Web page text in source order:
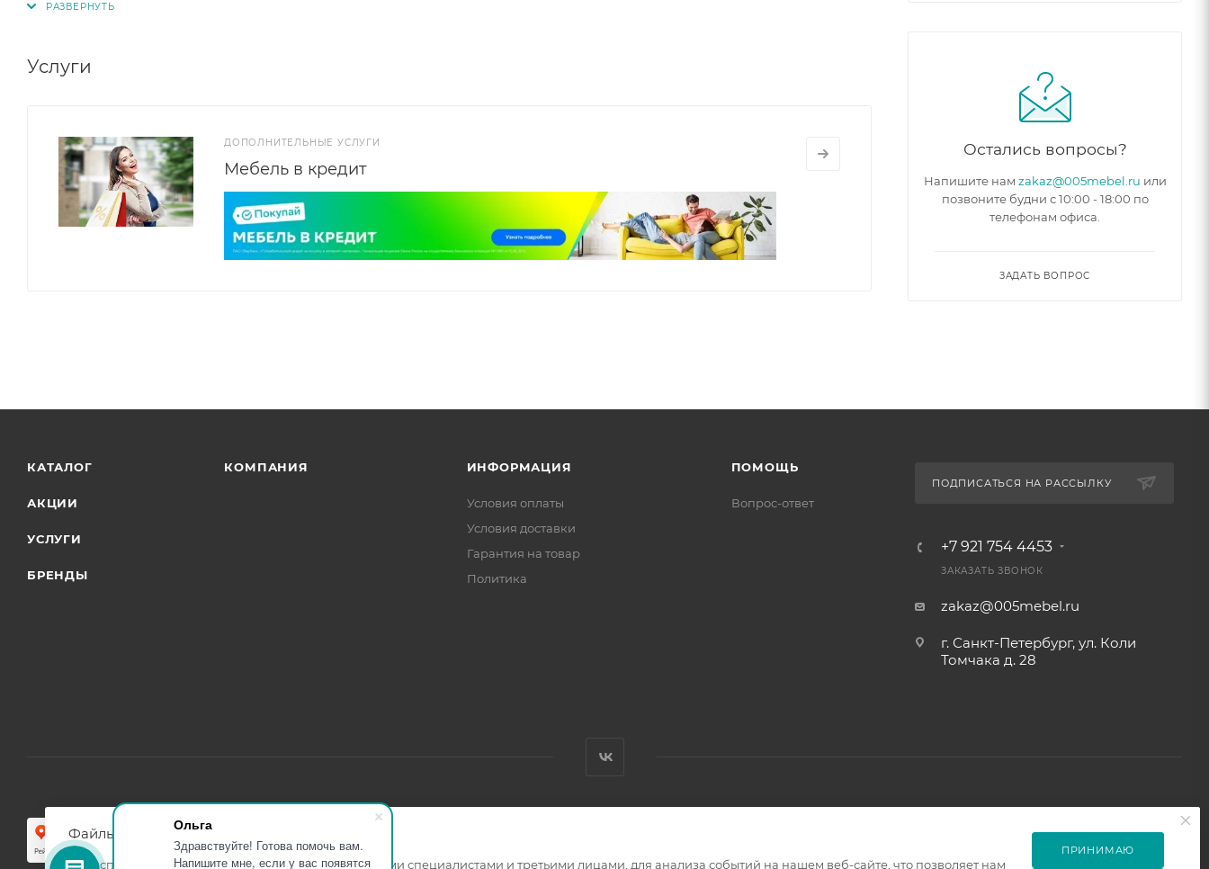
Ольга
Здравствуйте! Готова помочь вам.
Напишите мне, если у вас появятся
Услуги
ДОПОЛНИТЕЛЬНЫЕ УСЛУГИ
Мебель в кредит
Остались вопросы?
Напишите нам zakaz@005mebel.ru или
позвоните будни с 10:00 - 18:00 по
телефонам офиса.
ЗАДАТЬ ВОПРОС
КАТАЛОГ
АКЦИИ
УСЛУГИ
БРЕНДЫ
КОМПАНИЯ ИНФОРМАЦИЯ
Условия оплаты
Условия доставки
Гарантия на товар
Политика
ПОМОЩЬ
Вопрос-ответ
ПОДПИСАТЬСЯ НА РАССЫЛКУ
+7 921 754 4453
ЗАКАЗАТЬ ЗВОНОК
zakaz@005mebel.ru
г. Санкт-Петербург, ул. Коли
Томчака д. 28
Файлы cookie
Мы используем файлы cookie, разработанные нашими специалистами и третьими лицами, для анализа событий на нашем веб-сайте, что позволяет нам
ПРИНИМАЮ